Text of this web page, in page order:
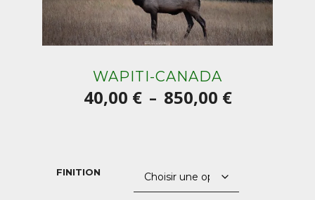
WAPITI-CANADA
40,00 € – 850,00 €Plage
à
FINITION